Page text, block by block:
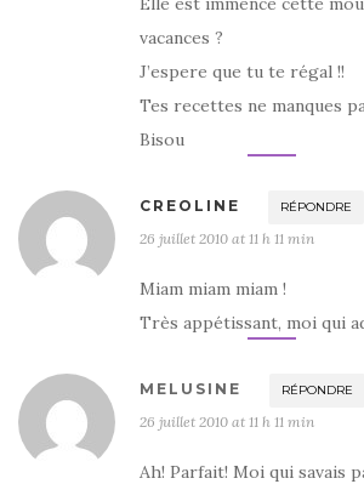
vacances ?
J’espere que tu te régal !!
Tes recettes ne manques
Bisou
CREOLINE RÉPONDRE
26 juillet 2010 at 11 h 11 min
Miam miam miam !
Très appétissant, moi qui
MELUSINE RÉPONDRE
26 juillet 2010 at 11 h 11 min
Ah! Parfait! Moi qui savais